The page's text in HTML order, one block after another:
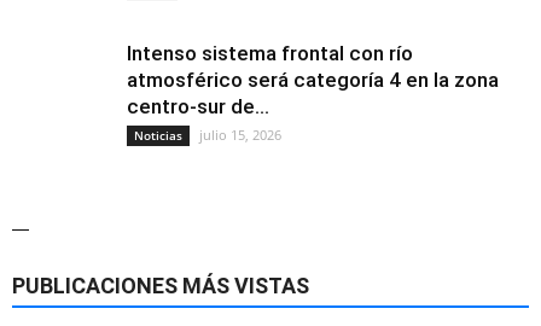
Intenso sistema frontal con río
atmosférico será categoría 4 en la zona
centro-sur de...
Noticias julio 15, 2026
—
PUBLICACIONES MÁS VISTAS